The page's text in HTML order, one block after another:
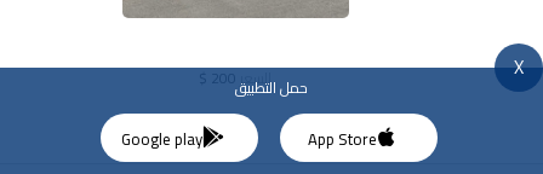
السعر 200 X
حمل التطبيق
App Store
Google play